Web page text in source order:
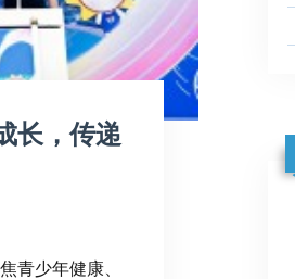
长，传递
青少年健康、